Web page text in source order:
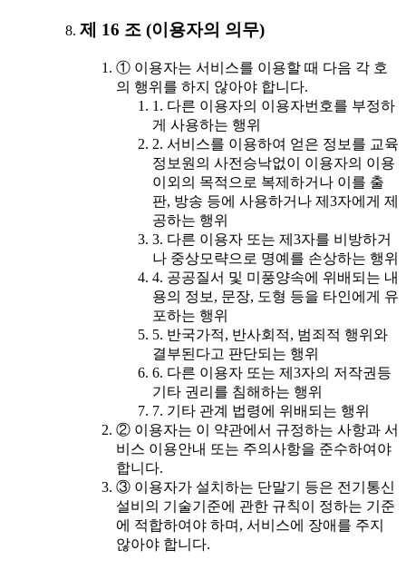
제 16 조 (이용자의 의무)
① 이용자는 서비스를 이용할 때 다음 각 호
의 행위를 하지 않아야 합니다.
1. 다른 이용자의 이용자번호를 부정하
게 사용하는 행위
2. 서비스를 이용하여 얻은 정보를 교육
정보원의 사전승낙없이 이용자의 이용
이외의 목적으로 복제하거나 이를 출
판, 방송 등에 사용하거나 제3자에게 제
공하는 행위
3. 다른 이용자 또는 제3자를 비방하거
나 중상모략으로 명예를 손상하는 행위
4. 공공질서 및 미풍양속에 위배되는 내
용의 정보, 문장, 도형 등을 타인에게 유
포하는 행위
5. 반국가적, 반사회적, 범죄적 행위와
결부된다고 판단되는 행위
6. 다른 이용자 또는 제3자의 저작권등
기타 권리를 침해하는 행위
7. 기타 관계 법령에 위배되는 행위
② 이용자는 이 약관에서 규정하는 사항과 서
비스 이용안내 또는 주의사항을 준수하여야
합니다.
③ 이용자가 설치하는 단말기 등은 전기통신
설비의 기술기준에 관한 규칙이 정하는 기준
에 적합하여야 하며, 서비스에 장애를 주지
않아야 합니다.